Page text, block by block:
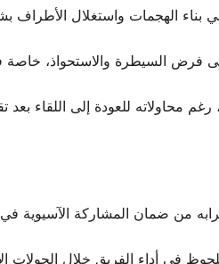
في بناء الهجمات واستغلال
فرض السيطرة والاستحواذ،
محاولاته للعودة إلى اللقاء بعد
من ضمان المشاركة الآسيوية
في أداء الفريق خلال الجولات